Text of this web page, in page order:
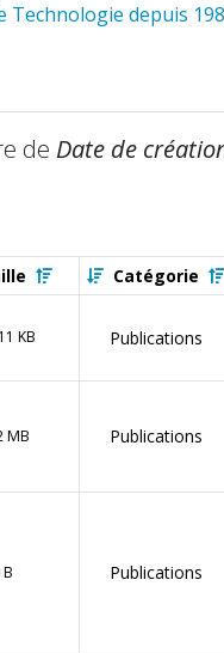
Technologie depuis
de Date de
Catégorie
KB Publications
MB Publications
Publications